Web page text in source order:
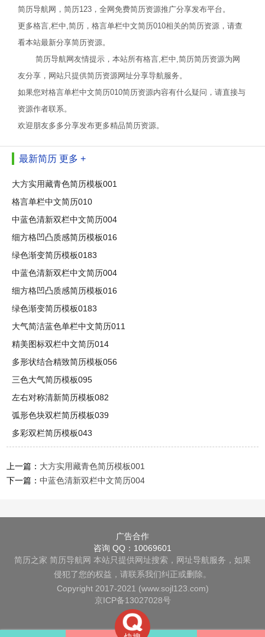
简历导航网，简历123，全网免费简历资源推广分享发布平台。
更多格言,栏中,简历，格言单栏中文简历010相关的简历资源，请查
看本站最新分享简历资源。
简历导航网友情提示，本站所有格言,栏中,简历简历资源为网
友分享，网站只提供简历资源网址分享导航服务。
如果您对格言单栏中文简历010简历资源内容有什么疑问，请直接与
资源作者联系。
欢迎朋友多多分享发布更多精品简历资源。
最新简历 更多 +
大方实用藏青色简历模板001
格言单栏中文简历010
中蓝色清新双栏中文简历004
细方格凹凸质感简历模板016
绿色渐变简历模板0183
中蓝色清新双栏中文简历004
细方格凹凸质感简历模板016
绿色渐变简历模板0183
大气简洁蓝色单栏中文简历011
精美图标双栏中文简历014
多形状结合精致简历模板056
三色大气简历模板095
左右对称清新简历模板082
弧形色块双栏简历模板039
多彩双栏简历模板043
上一篇： 大方实用藏青色简历模板001
下一篇：中蓝色清新双栏中文简历004
广告合作
咨询 QQ：10069601
简历之家 简历导航网 本站只提供网址搜索，网址导航服务，如果
侵犯了您的权益，请联系我们纠正或删除。
Copyright 2017-2021 (www.sojl123.com)
京ICP备13027028号